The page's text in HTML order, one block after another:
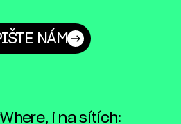
NÁM
i na sítích: